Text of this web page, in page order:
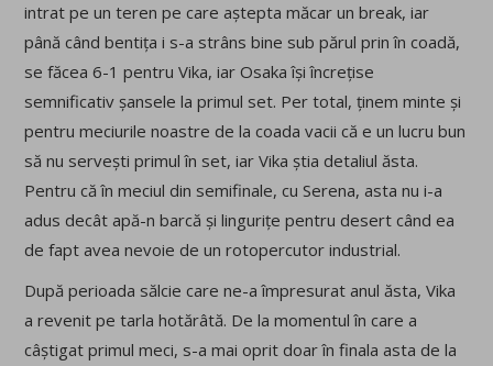
intrat pe un teren pe care aștepta măcar un break, iar
până când bentița i s-a strâns bine sub părul prin în coadă,
se făcea 6-1 pentru Vika, iar Osaka își încrețise
semnificativ șansele la primul set. Per total, ținem minte și
pentru meciurile noastre de la coada vacii că e un lucru bun
să nu servești primul în set, iar Vika știa detaliul ăsta.
Pentru că în meciul din semifinale, cu Serena, asta nu i-a
adus decât apă-n barcă și lingurițe pentru desert când ea
de fapt avea nevoie de un rotopercutor industrial.
După perioada sălcie care ne-a împresurat anul ăsta, Vika
a revenit pe tarla hotărâtă. De la momentul în care a
câștigat primul meci, s-a mai oprit doar în finala asta de la